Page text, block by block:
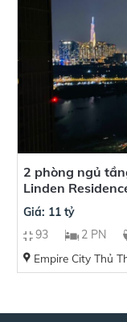
2 phòng ngủ
Linden
Giá: 11 tỷ
93
2 PN
Empire City Thủ